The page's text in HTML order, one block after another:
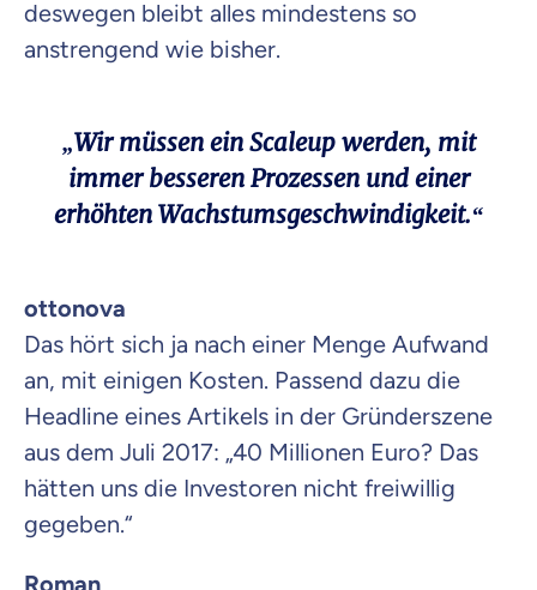
deswegen bleibt alles mindestens so
anstrengend wie bisher.
„Wir müssen ein Scaleup werden, mit
immer besseren Prozessen und einer
erhöhten Wachstumsgeschwindigkeit.“
ottonova
Das hört sich ja nach einer Menge Aufwand
an, mit einigen Kosten. Passend dazu die
Headline eines Artikels in der Gründerszene
aus dem Juli 2017: „40 Millionen Euro? Das
hätten uns die Investoren nicht freiwillig
gegeben.“
Roman